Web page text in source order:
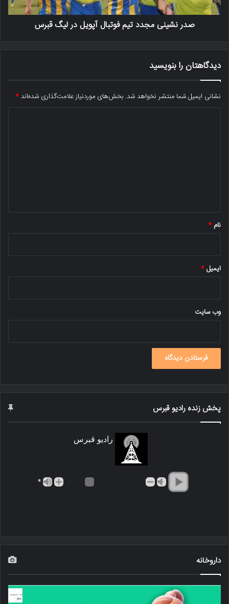
صدر نشینی مجدد تیم فوتبال آپویل در لیگ قبرس
دیدگاهتان را بنویسید
نشانی ایمیل شما منتشر نخواهد شد. بخش‌های موردنیاز علامت‌گذاری شده‌اند*
نام *
ایمیل*
وب‌ سایت
پخش زنده رادیو قبرس
رادیو قبرس
*
داروخانه